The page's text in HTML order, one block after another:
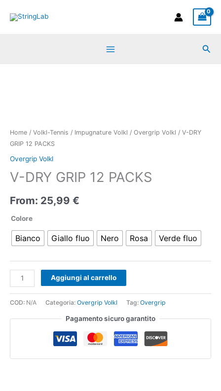
Home / Volkl-Tennis / Impugnature Volkl / Overgrip Volkl / V-DRY
GRIP 12 PACKS
Overgrip Volkl
V-DRY GRIP 12 PACKS
From: 25,99 €
Colore
Bianco Giallo fluo Nero Rosa Verde fluo
quantità
Aggiungi al carrello
COD: N/A Categoria: Overgrip Volkl Tag: Overgrip
Pagamento sicuro garantito